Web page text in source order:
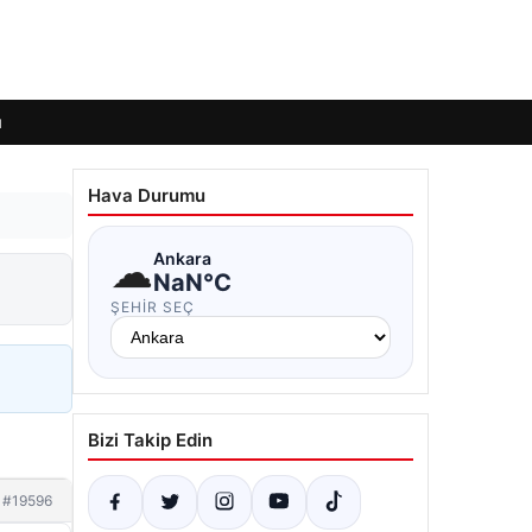
#19596
Hava Durumu
☁Ankara
NaN°C
ŞEHIR SEÇ
Bizi Takip Edin